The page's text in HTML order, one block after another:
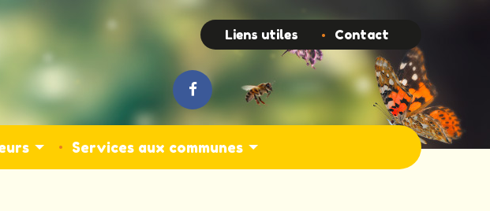
Services aux communes
TopLiens utiles Contact